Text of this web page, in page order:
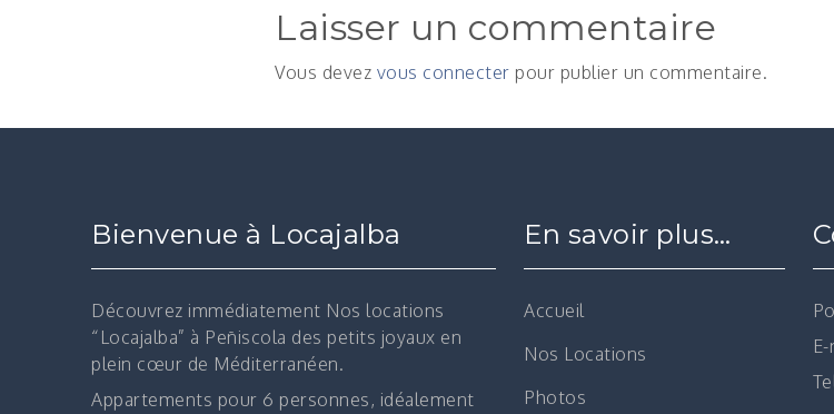
Laisser un commentaire
Vous devez vous connecter pour publier un commentaire.
Bienvenue à Locajalba
Découvrez immédiatement Nos locations
“Locajalba” à Peñiscola des petits joyaux en
plein cœur de Méditerranéen.
Appartements pour 6 personnes, idéalement
En savoir plus…
Accueil
Nos Locations
Photos